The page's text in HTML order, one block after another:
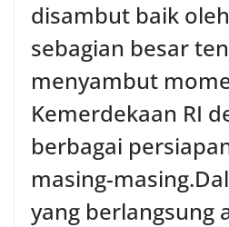
disambut baik
sebagian besar
menyambut
Kemerdekaan RI
berbagai
masing-
yang berlangsung